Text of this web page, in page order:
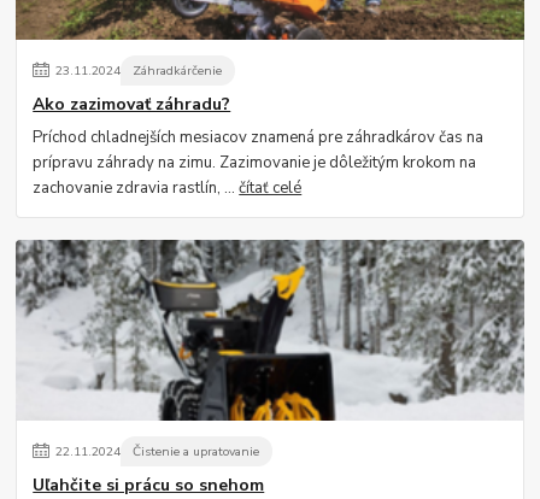
23.11.2024 Záhradkárčenie
Ako zazimovať záhradu?
Príchod chladnejších mesiacov znamená pre záhradkárov čas na
prípravu záhrady na zimu. Zazimovanie je dôležitým krokom na
zachovanie zdravia rastlín, ...čítať celé
22.11.2024 Čistenie a upratovanie
Uľahčite si prácu so snehom